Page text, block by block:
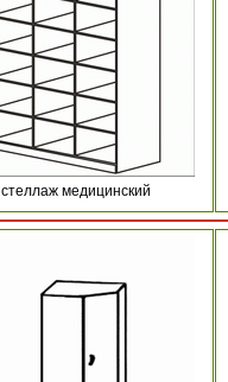
стеллаж медицинский